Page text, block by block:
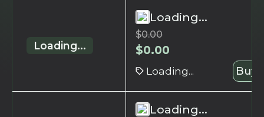
Loading...
Loading...
$0.00
$0.00
Loading... Buy
Loading...